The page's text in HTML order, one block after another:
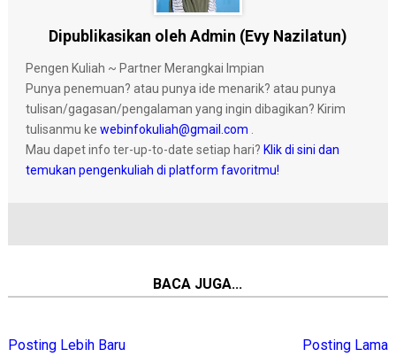
Dipublikasikan oleh Admin (Evy Nazilatun)
Pengen Kuliah ~ Partner Merangkai Impian
Punya penemuan? atau punya ide menarik? atau punya
tulisan/gagasan/pengalaman yang ingin dibagikan? Kirim
tulisanmu ke webinfokuliah@gmail.com
Mau dapet info ter-up-to-date setiap hari? Klik di sini dan
temukan pengenkuliah di platform favoritmu!
BACA JUGA...
Posting Lebih Baru Posting Lama